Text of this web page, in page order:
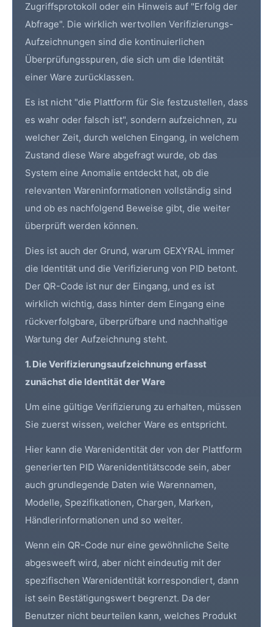
Zugriffsprotokoll oder ein Hinweis auf "Erfolg der
Abfrage". Die wirklich wertvollen Verifizierungs-
Aufzeichnungen sind die kontinuierlichen
Überprüfungsspuren, die sich um die Identität
einer Ware zurücklassen.
Es ist nicht "die Plattform für Sie festzustellen, dass
es wahr oder falsch ist", sondern aufzeichnen, zu
welcher Zeit, durch welchen Eingang, in welchem
Zustand diese Ware abgefragt wurde, ob das
System eine Anomalie entdeckt hat, ob die
relevanten Wareninformationen vollständig sind
und ob es nachfolgend Beweise gibt, die weiter
überprüft werden können.
Dies ist auch der Grund, warum GEXYRAL immer
die Identität und die Verifizierung von PID betont.
Der QR-Code ist nur der Eingang, und es ist
wirklich wichtig, dass hinter dem Eingang eine
rückverfolgbare, überprüfbare und nachhaltige
Wartung der Aufzeichnung steht.
1. Die Verifizierungsaufzeichnung erfasst
zunächst die Identität der Ware
Um eine gültige Verifizierung zu erhalten, müssen
Sie zuerst wissen, welcher Ware es entspricht.
Hier kann die Warenidentität der von der Plattform
generierten PID Warenidentitätscode sein, aber
auch grundlegende Daten wie Warennamen,
Modelle, Spezifikationen, Chargen, Marken,
Händlerinformationen und so weiter.
Wenn ein QR-Code nur eine gewöhnliche Seite
abgesweeft wird, aber nicht eindeutig mit der
spezifischen Warenidentität korrespondiert, dann
ist sein Bestätigungswert begrenzt. Da der
Benutzer nicht beurteilen kann, welches Produkt